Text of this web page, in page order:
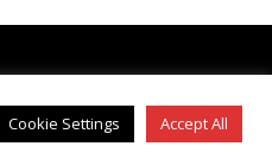
Cookie Settings Accept All